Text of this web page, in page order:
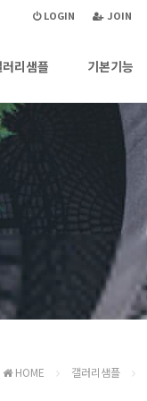
JOIN
LOGIN
러리샘플 기본기능
HOME 갤러리샘플